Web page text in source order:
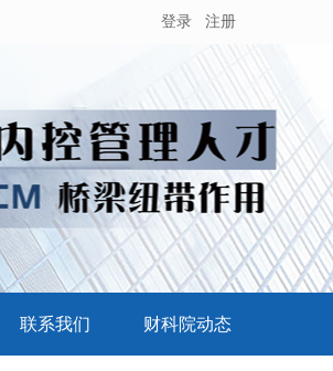
登录 注册
联系我们 财科院动态